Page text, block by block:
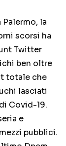
la
scorsi ha
Twitter
ben oltre
totale che
lasciati
Covid-19.
e
pubblici.